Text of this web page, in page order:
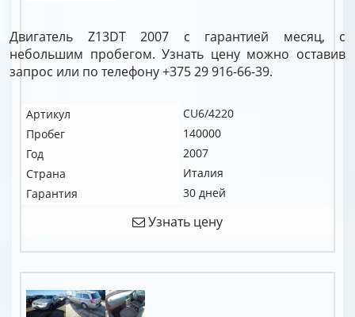
Двигатель Z13DT 2007 с гарантией месяц, с
небольшим пробегом. Узнать цену можно оставив
запрос или по телефону +375 29 916-66-39.
Артикул
CU6/4220
Пробег
140000
Год
2007
Страна
Италия
Гарантия
30 дней
Узнать цену